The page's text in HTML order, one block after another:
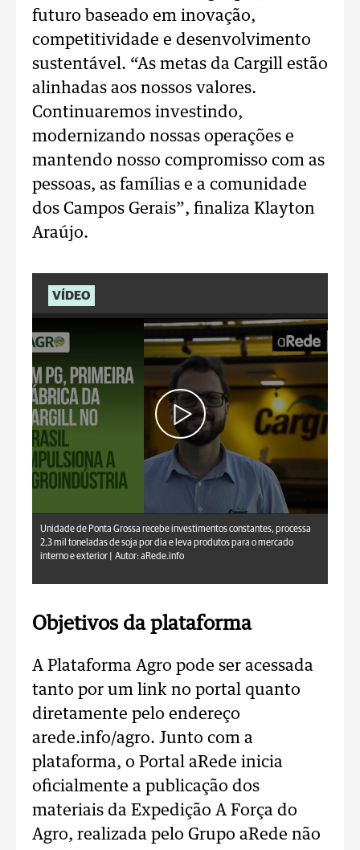
futuro baseado em inovação,
competitividade e desenvolvimento
sustentável. “As metas da Cargill estão
alinhadas aos nossos valores.
Continuaremos investindo,
modernizando nossas operações e
mantendo nosso compromisso com as
pessoas, as famílias e a comunidade
dos Campos Gerais”, finaliza Klayton
Araújo.
VÍDEO
Unidade de Ponta Grossa recebe investimentos constantes, processa
2,3 mil toneladas de soja por dia e leva produtos para o mercado
interno e exterior |
Autor: aRede.info
Objetivos da plataforma
A Plataforma Agro pode ser acessada
tanto por um link no portal quanto
diretamente pelo endereço
arede.info/agro. Junto com a
plataforma, o Portal aRede inicia
oficialmente a publicação dos
materiais da Expedição A Força do
Agro, realizada pelo Grupo aRede não